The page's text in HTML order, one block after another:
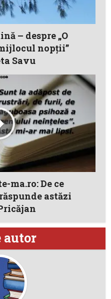
– despre „O
nopții”
Savu
ma.ro: De ce
astăzi
autor